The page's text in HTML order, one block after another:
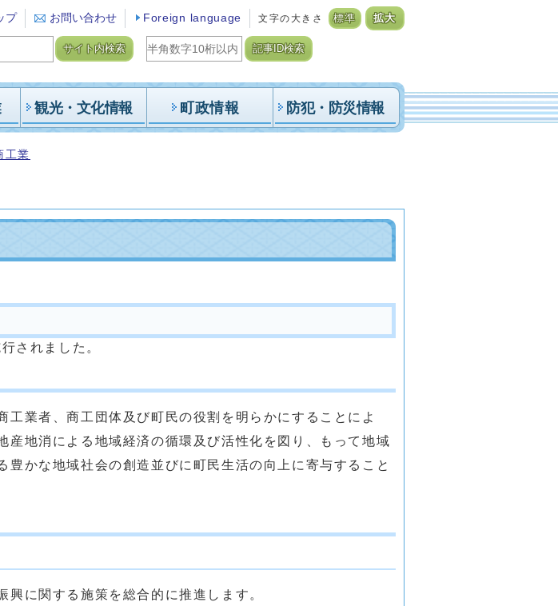
プ お問い合わせ Foreign language 文字の大きさ 標準 拡大
サイト内検索 記事ID検索
観光・文化情報 町政情報 防犯・防災情報
工業
されました。
業者、商工団体及び町民の役割を明らかにすることによ
産地消による地域経済の循環及び活性化を図り、もって地域
かな地域社会の創造並びに町民生活の向上に寄与すること
に関する施策を総合的に推進します。